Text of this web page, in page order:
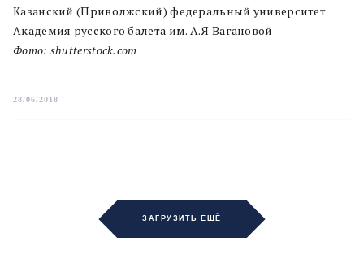
Казанский (Приволжский) федеральный университет
Академия русского балета им. А.Я Вагановой
Фото: shutterstock.com
28/06/2018
ЗАГРУЗИТЬ ЕЩЁ